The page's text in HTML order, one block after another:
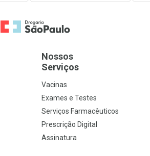
Ir para a Home
Nossos
Serviços
Vacinas
Exames e Testes
Serviços Farmacêuticos
Prescrição Digital
Assinatura